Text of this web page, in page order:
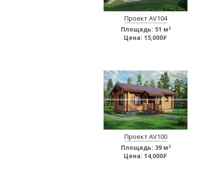
Проект AV104
Площадь: 51 м2
Цена: 15,000e
Проект AV100
Площадь: 39 м2
Цена: 14,000e